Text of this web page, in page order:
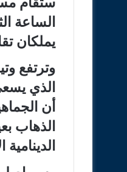
الساعة
يملكان
وترتفع
الذي
أن
الذهاب